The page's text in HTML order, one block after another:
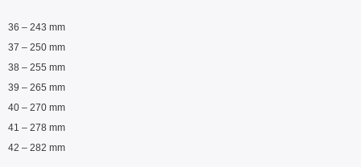
36 – 243 mm
37 – 250 mm
38 – 255 mm
39 – 265 mm
40 – 270 mm
41 – 278 mm
42 – 282 mm